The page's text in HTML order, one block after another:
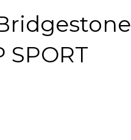
SPORT